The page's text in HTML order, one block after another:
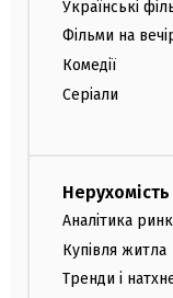
Українські
Фільми на
Комедії
Серіали
Нерухомість
Аналітика
Купівля житла
Тренди і